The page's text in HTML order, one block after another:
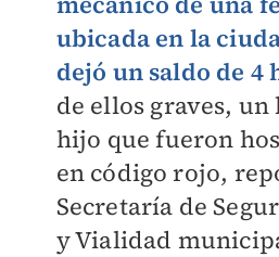
ubicada en la
dejó un saldo de 4
de ellos graves,
hijo que fueron
en código rojo,
Secretaría de
y Vialidad